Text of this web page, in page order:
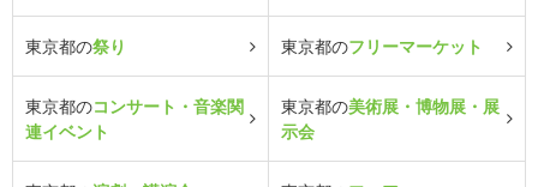
東京都の祭り 東京都のフリーマーケット
東京都のコンサート・音楽関
連イベント
東京都の美術展・博物展・展
示会